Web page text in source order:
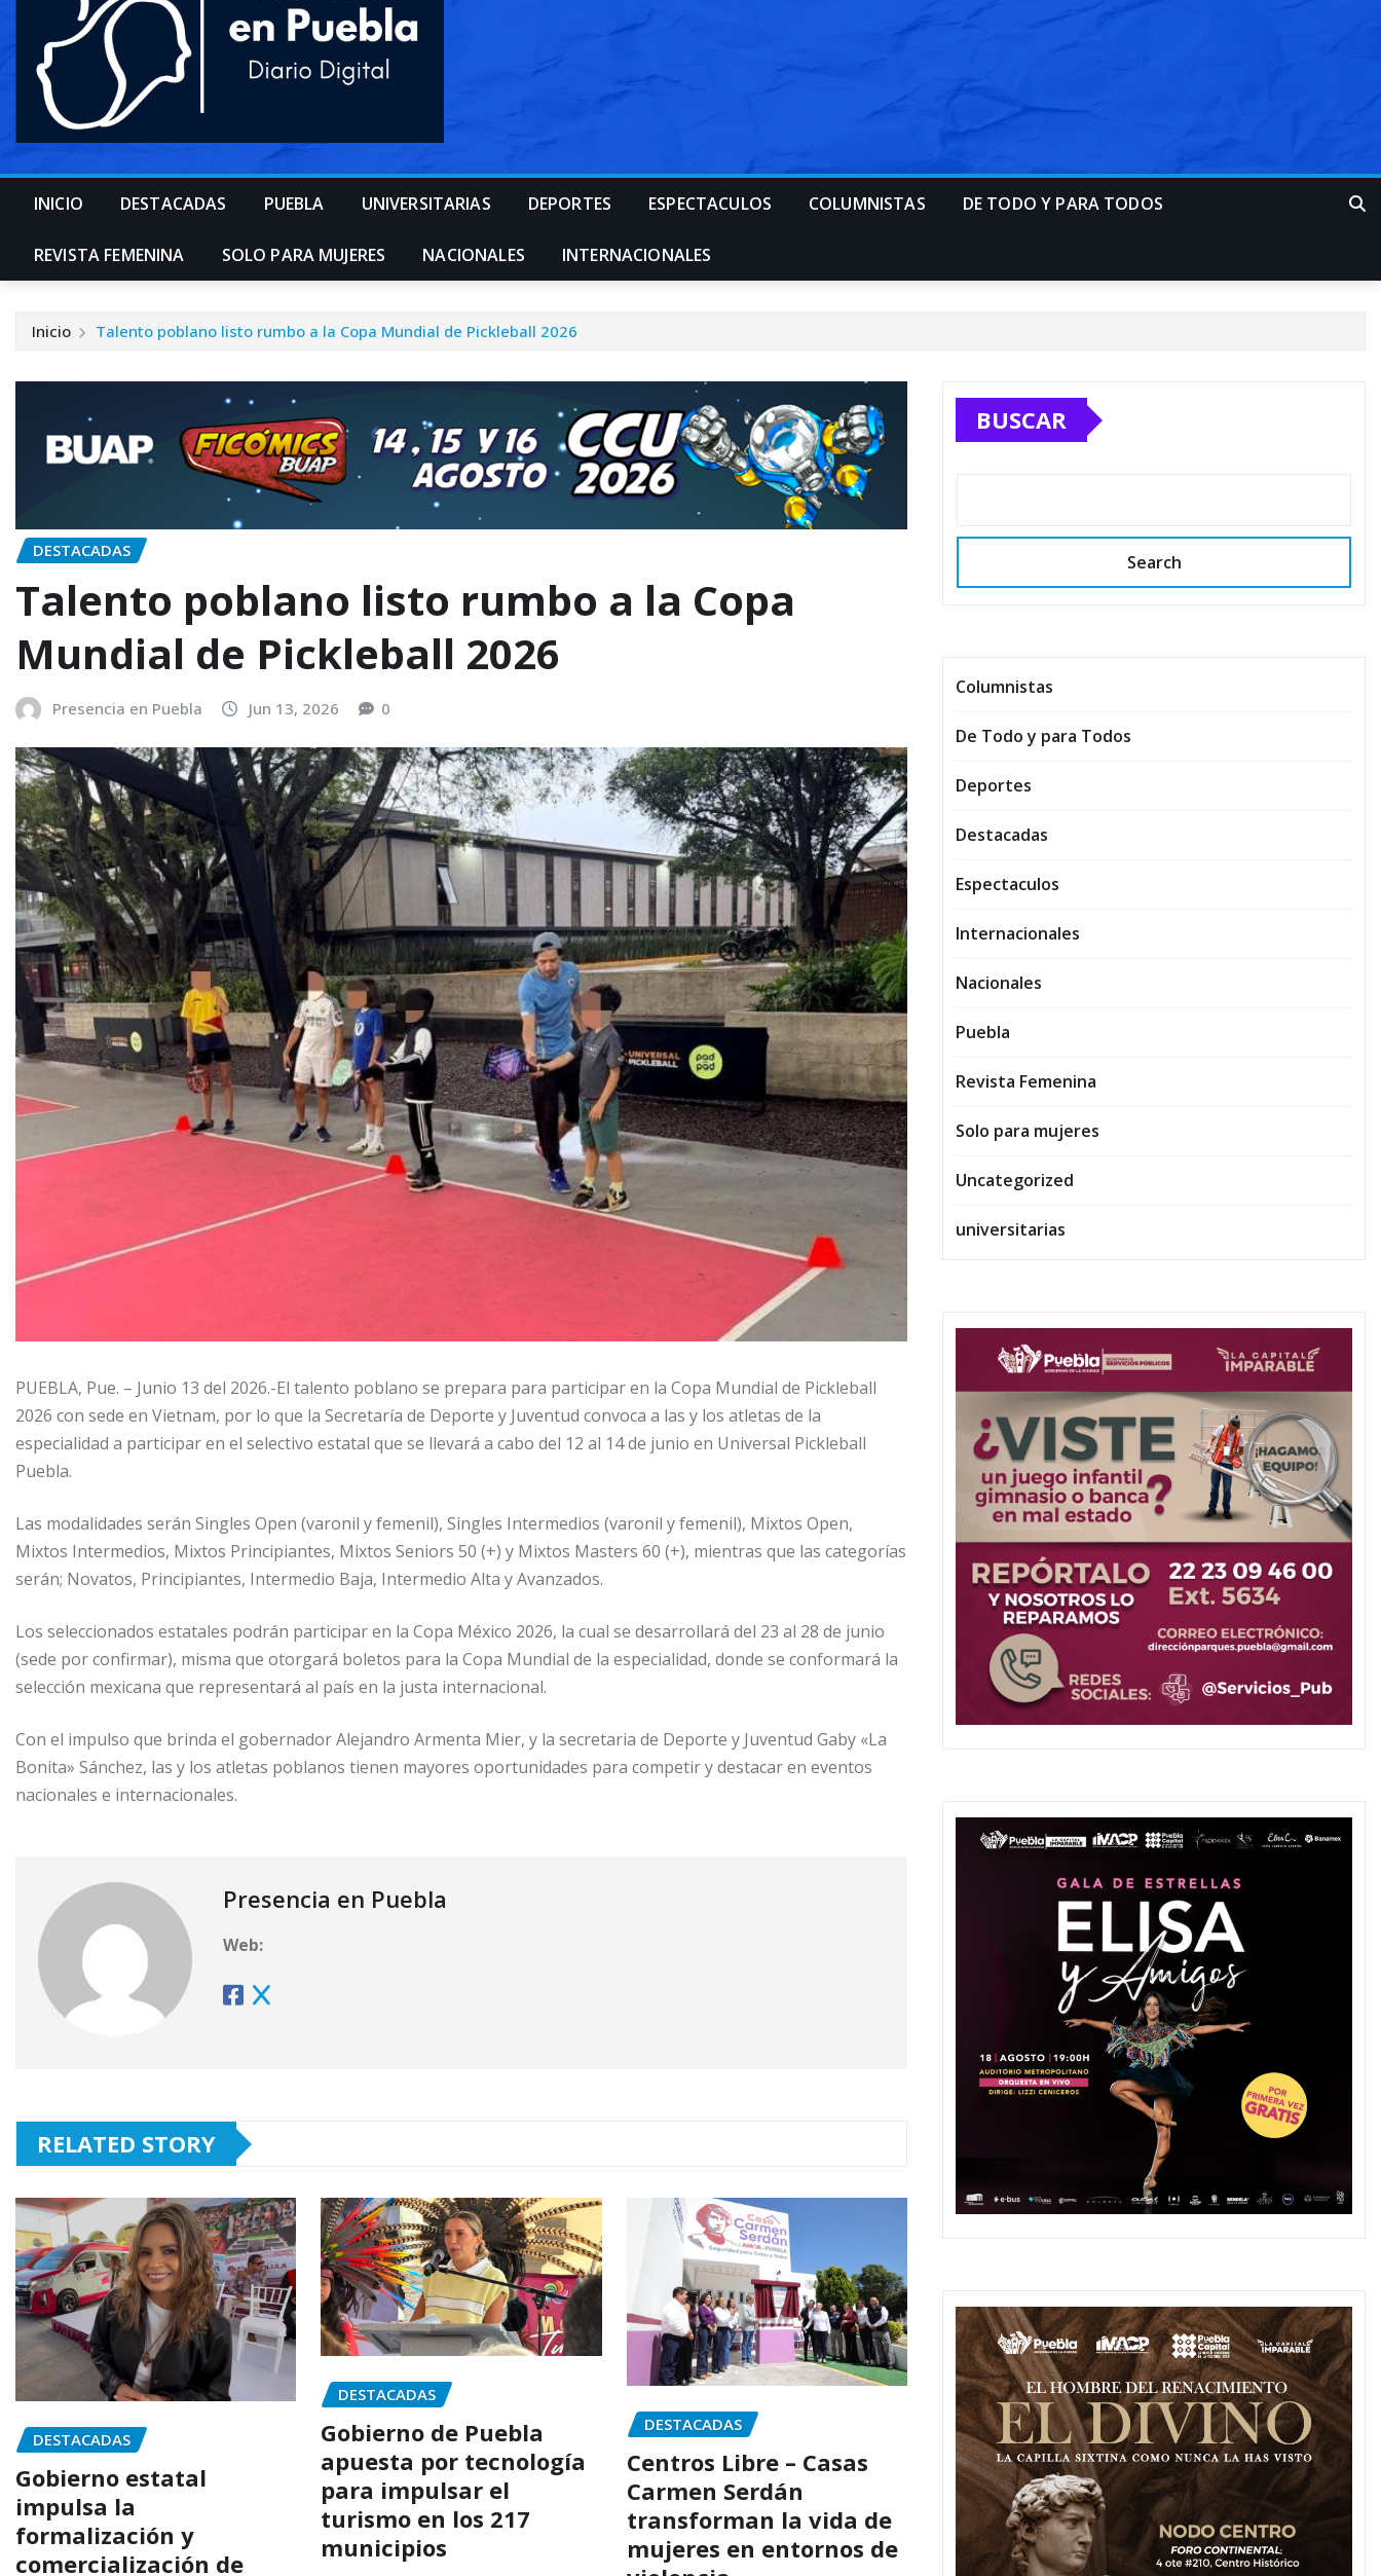
INICIO DESTACADAS PUEBLA UNIVERSITARIAS DEPORTES ESPECTACULOS COLUMNISTAS DE TODO Y PARA TODOS
REVISTA FEMENINA SOLO PARA MUJERES NACIONALES INTERNACIONALES
Inicio Talento poblano listo rumbo a la Copa Mundial de Pickleball 2026
DESTACADAS
Talento poblano listo rumbo a la Copa
Mundial de Pickleball 2026
Presencia en Puebla Jun 13, 2026 0
PUEBLA, Pue. – Junio 13 del 2026.-El talento poblano se prepara para participar en la Copa Mundial de Pickleball
2026 con sede en Vietnam, por lo que la Secretaría de Deporte y Juventud convoca a las y los atletas de la
especialidad a participar en el selectivo estatal que se llevará a cabo del 12 al 14 de junio en Universal Pickleball
Puebla.
Las modalidades serán Singles Open (varonil y femenil), Singles Intermedios (varonil y femenil), Mixtos Open,
Mixtos Intermedios, Mixtos Principiantes, Mixtos Seniors 50 (+) y Mixtos Masters 60 (+), mientras que las categorías
serán; Novatos, Principiantes, Intermedio Baja, Intermedio Alta y Avanzados.
Los seleccionados estatales podrán participar en la Copa México 2026, la cual se desarrollará del 23 al 28 de junio
(sede por confirmar), misma que otorgará boletos para la Copa Mundial de la especialidad, donde se conformará la
selección mexicana que representará al país en la justa internacional.
Con el impulso que brinda el gobernador Alejandro Armenta Mier, y la secretaria de Deporte y Juventud Gaby «La
Bonita» Sánchez, las y los atletas poblanos tienen mayores oportunidades para competir y destacar en eventos
nacionales e internacionales.
Presencia en Puebla
Web:
RELATED STORY
DESTACADAS
Gobierno estatal
impulsa la
formalización y
comercialización de
DESTACADAS
Gobierno de Puebla
apuesta por tecnología
para impulsar el
turismo en los 217
municipios
DESTACADAS
Centros Libre – Casas
Carmen Serdán
transforman la vida de
mujeres en entornos de
BUSCAR
Search
Columnistas
De Todo y para Todos
Deportes
Destacadas
Espectaculos
Internacionales
Nacionales
Puebla
Revista Femenina
Solo para mujeres
Uncategorized
universitarias